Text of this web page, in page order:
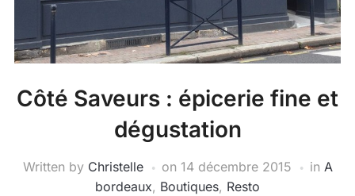
Côté Saveurs : épicerie fine et
dégustation
Written by Christelle on 14 décembre 2015 in A
bordeaux, Boutiques, Resto